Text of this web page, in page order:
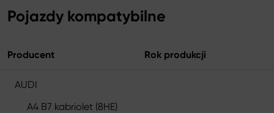
Pojazdy kompatybilne
Producent Rok produkcji
AUDI
A4 B7 kabriolet (8HE)